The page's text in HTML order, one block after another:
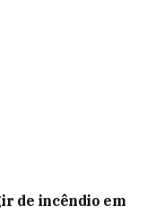
de incêndio em